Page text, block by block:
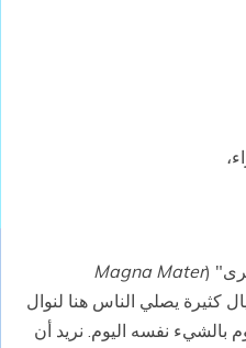
(
Magna Mater
كثيرة يصلي الناس هنا لنوال
بالشيء نفسه اليوم. نريد أن